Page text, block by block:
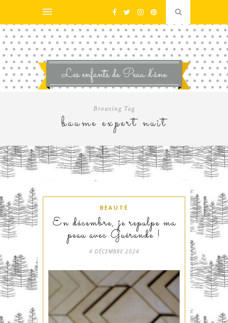
Browsing Tag
baume expert nuit
BEAUTÉ
En décembre, je repulpe ma
peau avec Guérande !
4 DÉCEMBRE 2024